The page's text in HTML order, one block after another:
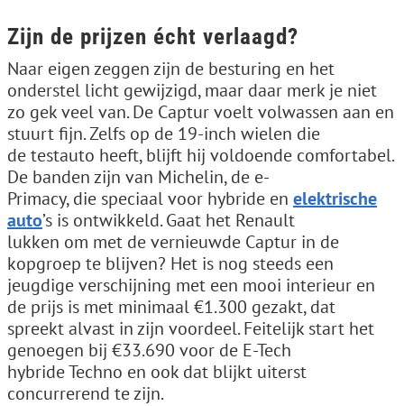
Zijn de prijzen écht verlaagd?
Naar eigen zeggen zijn de besturing en het
onderstel licht gewijzigd, maar daar merk je niet
zo gek veel van. De Captur voelt volwassen aan en
stuurt fijn. Zelfs op de 19-inch wielen die
de testauto heeft, blijft hij voldoende comfortabel.
De banden zijn van Michelin, de e-
Primacy, die speciaal voor hybride en elektrische
auto’s is ontwikkeld. Gaat het Renault
lukken om met de vernieuwde Captur in de
kopgroep te blijven? Het is nog steeds een
jeugdige verschijning met een mooi interieur en
de prijs is met minimaal €1.300 gezakt, dat
spreekt alvast in zijn voordeel. Feitelijk start het
genoegen bij €33.690 voor de E-Tech
hybride Techno en ook dat blijkt uiterst
concurrerend te zijn.